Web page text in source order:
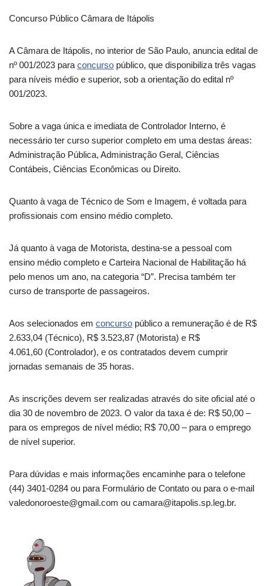
Concurso Público Câmara de Itápolis
A Câmara de Itápolis, no interior de São Paulo, anuncia edital de
nº 001/2023 para concurso público, que disponibiliza três vagas
para níveis médio e superior, sob a orientação do edital nº
001/2023.
Sobre a vaga única e imediata de Controlador Interno, é
necessário ter curso superior completo em uma destas áreas:
Administração Pública, Administração Geral, Ciências
Contábeis, Ciências Econômicas ou Direito.
Quanto à vaga de Técnico de Som e Imagem, é voltada para
profissionais com ensino médio completo.
Já quanto à vaga de Motorista, destina-se a pessoal com
ensino médio completo e Carteira Nacional de Habilitação há
pelo menos um ano, na categoria “D”. Precisa também ter
curso de transporte de passageiros.
Aos selecionados em concurso público a remuneração é de R$
2.633,04 (Técnico), R$ 3.523,87 (Motorista) e R$
4.061,60 (Controlador), e os contratados devem cumprir
jornadas semanais de 35 horas.
As inscrições devem ser realizadas através do site oficial até o
dia 30 de novembro de 2023. O valor da taxa é de: R$ 50,00 –
para os empregos de nível médio; R$ 70,00 – para o emprego
de nível superior.
Para dúvidas e mais informações encaminhe para o telefone
(44) 3401-0284 ou para Formulário de Contato ou para o e-mail
valedonoroeste@gmail.com ou camara@itapolis.sp.leg.br.